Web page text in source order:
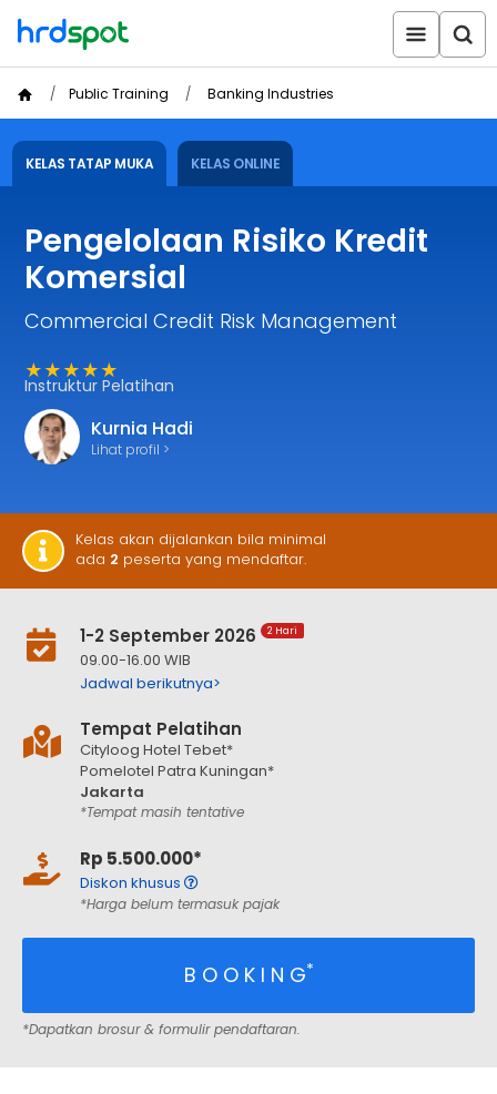
Public Training Banking Industries
KELAS TATAP MUKA KELAS ONLINE
Pengelolaan Risiko Kredit
Komersial
Commercial Credit Risk Management
★★★★★
Instruktur Pelatihan
Kurnia Hadi
Lihat profil >
Kelas akan dijalankan bila minimal
ada 2 peserta yang mendaftar.
1-2 September 2026 2 Hari
09.00-16.00 WIB
Jadwal berikutnya>
Tempat Pelatihan
Cityloog Hotel Tebet*
Pomelotel Patra Kuningan*
Jakarta
*Tempat masih tentative
Rp 5.500.000*
Diskon khusus
*Harga belum termasuk pajak
B O O K I N G*
*Dapatkan brosur & formulir pendaftaran.